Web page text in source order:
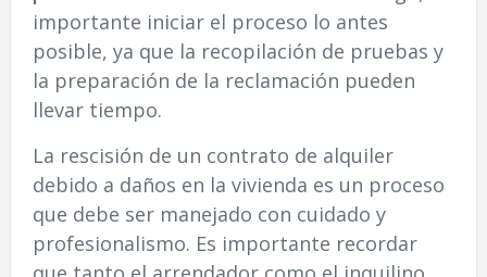
importante iniciar el proceso lo antes
posible, ya que la recopilación de pruebas y
la preparación de la reclamación pueden
llevar tiempo.
La rescisión de un contrato de alquiler
debido a daños en la vivienda es un proceso
que debe ser manejado con cuidado y
profesionalismo. Es importante recordar